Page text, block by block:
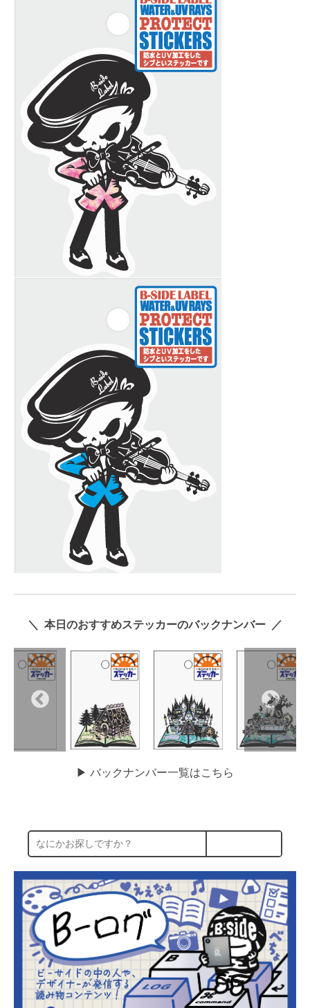
＼ 本日のおすすめステッカーのバックナンバー ／
▶︎ バックナンバー一覧はこちら